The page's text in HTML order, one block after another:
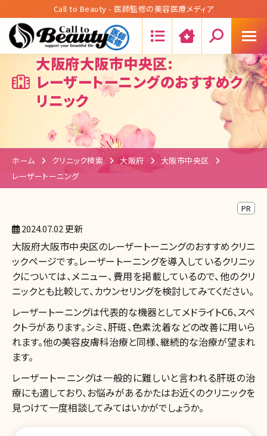
Call to Beauty - 医師監修の美容医療メディア
大阪府大阪市中央区:
レーザートーニングのおすすめク
リニック
ホーム クリニック検索 大阪府
大阪市中央区
レーザートーニング
PR
2024.07.02 更新
大阪府大阪市中央区のレーザートーニングのおすすめクリニ
ックページです。レーザートーニングを導入しているクリニッ
クについては、メニュー、費用を掲載しているので、他のクリ
ニックとも比較して、カウンセリングを検討してみてください。
レーザートーニングは代表的な機器としてメドライトC6、スペ
クトラがあります。シミ、肝斑、色素沈着などの改善に用いら
れます。他の美容皮膚科治療と同様、継続的な治療が望まれ
ます。
レーザートーニングは一般的に難しいと言われる肝斑の治
療にも適しており、お悩みがあるかたはお近くのクリニックを
見つけて一度相談してみてはいかがでしょうか。